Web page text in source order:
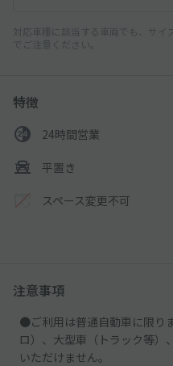
対応車種に該当する車両でも、サイ
でご注意ください。
特徴
24時間営業
平置き
スペース変更不可
注意事項
●ご利用は普通自動車に限り
ロ）、大型車（トラック等）
いただけません。